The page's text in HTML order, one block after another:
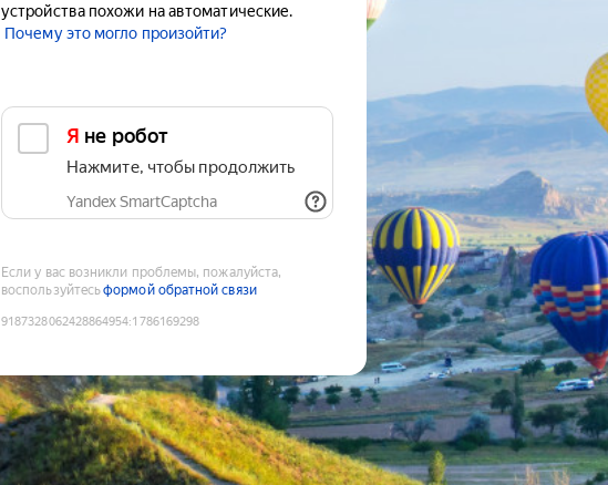
устройства похожи на автоматические.
Почему это могло произойти?
Я не робот
Нажмите, чтобы продолжить
Yandex SmartCaptcha
Если у вас возникли проблемы, пожалуйста,
воспользуйтесьформой обратной связи
9187328062428864954:1786169298